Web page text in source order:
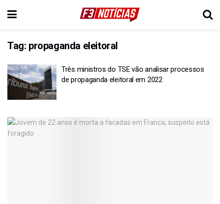
Tag: propaganda eleitoral
Três ministros do TSE vão analisar processos
de propaganda eleitoral em 2022